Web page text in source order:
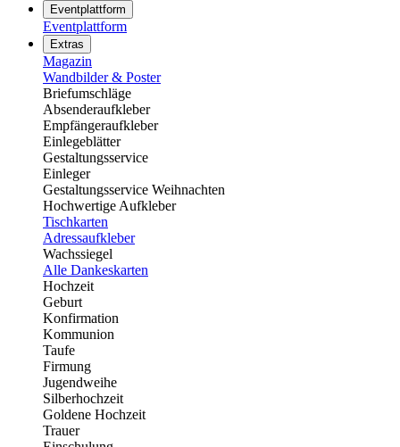
Eventplattform
Eventplattform
Extras
Magazin
Wandbilder & Poster
Briefumschläge
Absenderaufkleber
Empfängeraufkleber
Einlegeblätter
Gestaltungsservice
Einleger
Gestaltungsservice Weihnachten
Hochwertige Aufkleber
Tischkarten
Adressaufkleber
Wachssiegel
Alle Dankeskarten
Hochzeit
Geburt
Konfirmation
Kommunion
Taufe
Firmung
Jugendweihe
Silberhochzeit
Goldene Hochzeit
Trauer